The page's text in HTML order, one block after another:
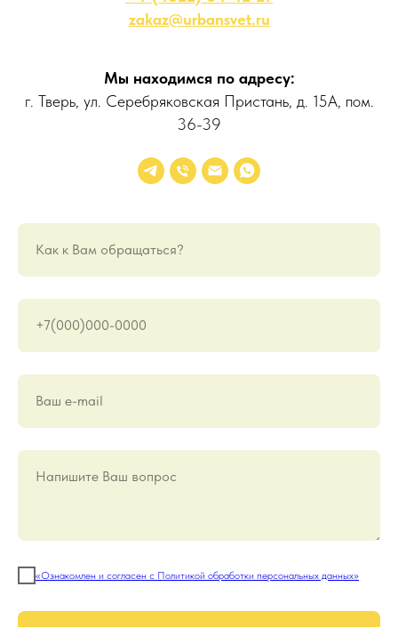
zakaz@urbansvet.ru
Мы находимся по адресу:
г. Тверь, ул. Серебряковская Пристань, д. 15А, пом.
36-39
Как к Вам обращаться?
+7(000)000-0000
Ваш е-mail
Напишите Ваш вопрос
«Ознакомлен и согласен с Политикой обработки персональных данных»